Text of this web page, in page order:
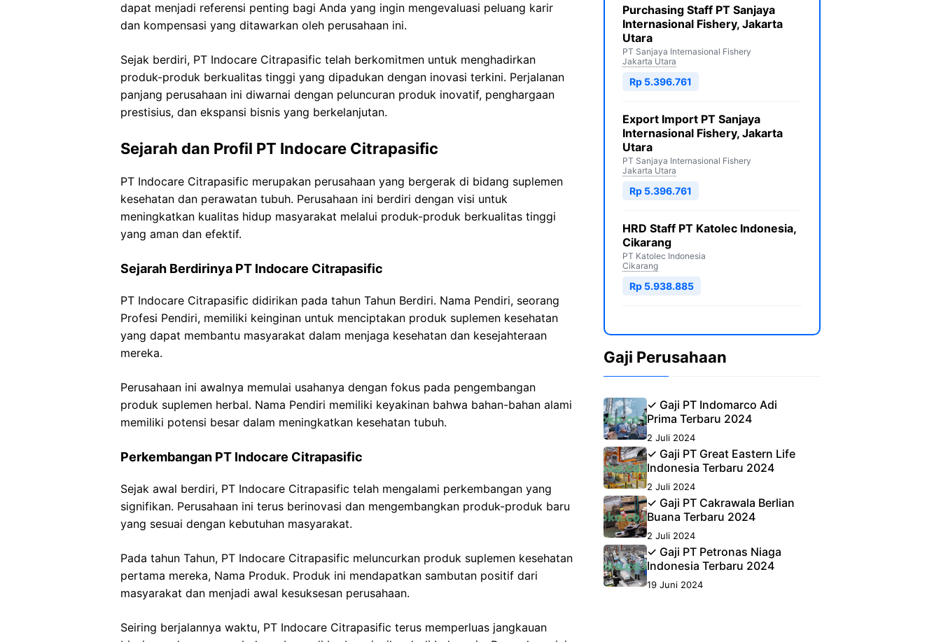
dapat menjadi referensi penting bagi Anda yang ingin mengevaluasi peluang karir
dan kompensasi yang ditawarkan oleh perusahaan ini.
Sejak berdiri, PT Indocare Citrapasific telah berkomitmen untuk menghadirkan
produk-produk berkualitas tinggi yang dipadukan dengan inovasi terkini. Perjalanan
panjang perusahaan ini diwarnai dengan peluncuran produk inovatif, penghargaan
prestisius, dan ekspansi bisnis yang berkelanjutan.
Sejarah dan Profil PT Indocare Citrapasific
PT Indocare Citrapasific merupakan perusahaan yang bergerak di bidang suplemen
kesehatan dan perawatan tubuh. Perusahaan ini berdiri dengan visi untuk
meningkatkan kualitas hidup masyarakat melalui produk-produk berkualitas tinggi
yang aman dan efektif.
Sejarah Berdirinya PT Indocare Citrapasific
PT Indocare Citrapasific didirikan pada tahun Tahun Berdiri. Nama Pendiri, seorang
Profesi Pendiri, memiliki keinginan untuk menciptakan produk suplemen kesehatan
yang dapat membantu masyarakat dalam menjaga kesehatan dan kesejahteraan
mereka.
Perusahaan ini awalnya memulai usahanya dengan fokus pada pengembangan
produk suplemen herbal. Nama Pendiri memiliki keyakinan bahwa bahan-bahan alami
memiliki potensi besar dalam meningkatkan kesehatan tubuh.
Perkembangan PT Indocare Citrapasific
Sejak awal berdiri, PT Indocare Citrapasific telah mengalami perkembangan yang
signifikan. Perusahaan ini terus berinovasi dan mengembangkan produk-produk baru
yang sesuai dengan kebutuhan masyarakat.
Pada tahun Tahun, PT Indocare Citrapasific meluncurkan produk suplemen kesehatan
pertama mereka, Nama Produk. Produk ini mendapatkan sambutan positif dari
masyarakat dan menjadi awal kesuksesan perusahaan.
Seiring berjalannya waktu, PT Indocare Citrapasific terus memperluas jangkauan
Purchasing Staff PT Sanjaya
Internasional Fishery, Jakarta
Utara
PT Sanjaya Internasional Fishery
Jakarta Utara
Rp 5.396.761
Export Import PT Sanjaya
Internasional Fishery, Jakarta
Utara
PT Sanjaya Internasional Fishery
Jakarta Utara
Rp 5.396.761
HRD Staff PT Katolec Indonesia,
Cikarang
PT Katolec Indonesia
Cikarang
Rp 5.938.885
Gaji Perusahaan
✓ Gaji PT Indomarco Adi
Prima Terbaru 2024
2 Juli 2024
✓ Gaji PT Great Eastern Life
Indonesia Terbaru 2024
2 Juli 2024
✓ Gaji PT Cakrawala Berlian
Buana Terbaru 2024
2 Juli 2024
✓ Gaji PT Petronas Niaga
Indonesia Terbaru 2024
19 Juni 2024